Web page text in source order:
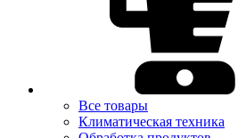
Все товары
Климатическая техника